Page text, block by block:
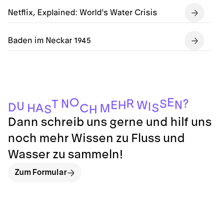
Netflix, Explained: World's Water Crisis
Baden im Neckar 1945
DU H AST N OCH M E H R W SS E N ?
Dann schreib uns gerne und hilf uns
noch mehr Wissen zu Fluss und
Wasser zu sammeln!
Zum Formular